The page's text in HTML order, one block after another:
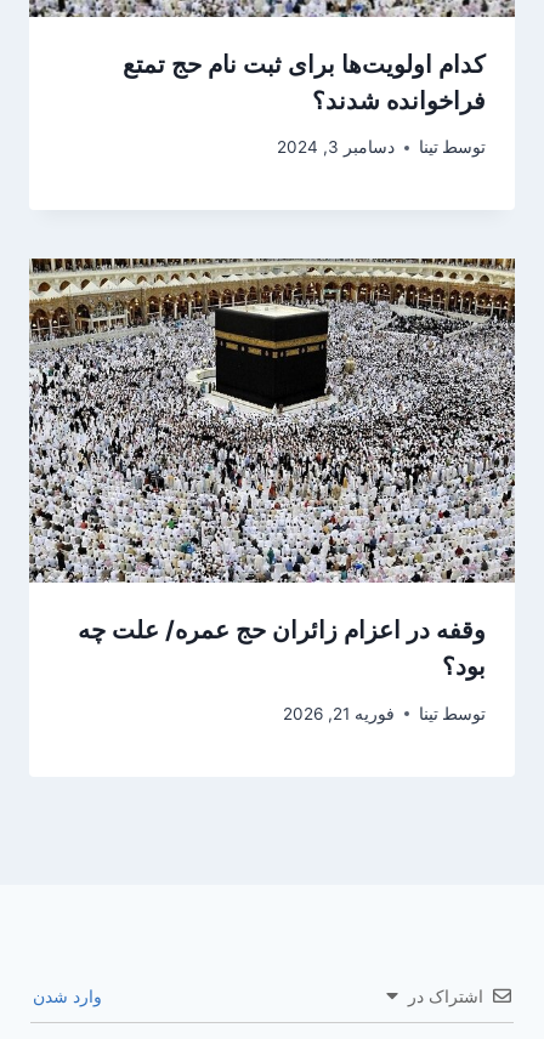
کدام اولویت‌ها برای ثبت نام حج تمتع
فراخوانده شدند؟
توسط تینا دسامبر 3, 2024
وقفه در اعزام زائران حج عمره/ علت چه
بود؟
توسط تینا فوریه 21, 2026
اشتراک در وارد شدن